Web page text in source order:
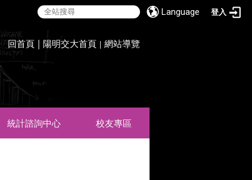
Language 登入
回首頁 | 陽明交大首頁 |網站導覽
統計諮詢中心 校友專區